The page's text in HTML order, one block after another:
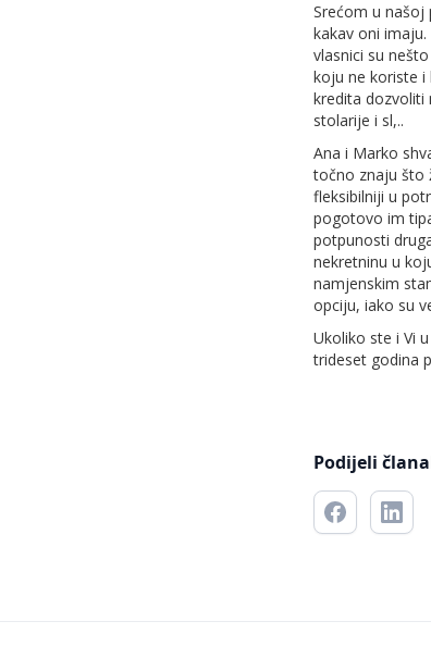
Srećom u
kakav oni
vlasnici su
koju ne koriste i
kredita dozvoliti
stolarije i sl,..
Ana i Marko
točno znaju što
fleksibilniji u
pogotovo im
potpunosti
nekretninu u
namjenskim
opciju, iako su
Ukoliko ste i Vi
trideset godina
Podijeli